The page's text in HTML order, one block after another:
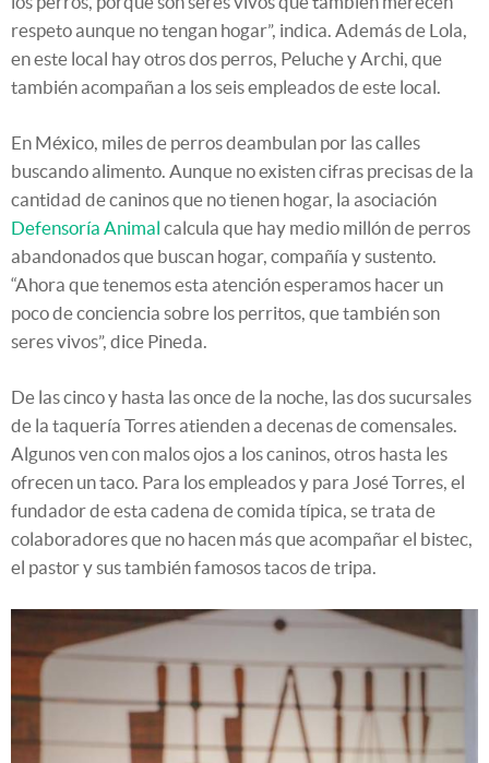
respeto aunque no tengan hogar”, indica. Además de Lola,
en este local hay otros dos perros, Peluche y Archi, que
también acompañan a los seis empleados de este local.
En México, miles de perros deambulan por las calles
buscando alimento. Aunque no existen cifras precisas de la
cantidad de caninos que no tienen hogar, la asociación
Defensoría Animal calcula que hay medio millón de perros
abandonados que buscan hogar, compañía y sustento.
“Ahora que tenemos esta atención esperamos hacer un
poco de conciencia sobre los perritos, que también son
seres vivos”, dice Pineda.
De las cinco y hasta las once de la noche, las dos sucursales
de la taquería Torres atienden a decenas de comensales.
Algunos ven con malos ojos a los caninos, otros hasta les
ofrecen un taco. Para los empleados y para José Torres, el
fundador de esta cadena de comida típica, se trata de
colaboradores que no hacen más que acompañar el bistec,
el pastor y sus también famosos tacos de tripa.